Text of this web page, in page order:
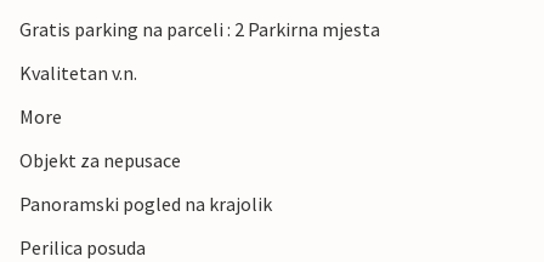
Gratis parking na parceli : 2 Parkirna mjesta
Kvalitetan v.n.
More
Objekt za nepusace
Panoramski pogled na krajolik
Perilica posuda